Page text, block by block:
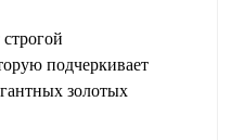
подчеркивает
золотых